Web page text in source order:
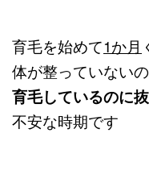
育毛を始めて1か月
体が整っていない
育毛しているのに
不安な時期です